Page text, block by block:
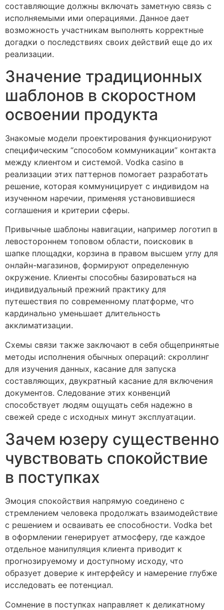
составляющие должны включать заметную связь с
исполняемыми ими операциями. Данное дает
возможность участникам выполнять корректные
догадки о последствиях своих действий еще до их
реализации.
Значение традиционных
шаблонов в скоростном
освоении продукта
Знакомые модели проектирования функционируют
специфическим “способом коммуникации” контакта
между клиентом и системой. Vodka casino в
реализации этих паттернов помогает разработать
решение, которая коммуницирует с индивидом на
изученном наречии, применяя установившиеся
соглашения и критерии сферы.
Привычные шаблоны навигации, например логотип в
левостороннем топовом области, поисковик в
шапке площадки, корзина в правом высшем углу для
онлайн-магазинов, формируют определенную
окружение. Клиенты способны базироваться на
индивидуальный прежний практику для
путешествия по современному платформе, что
кардинально уменьшает длительность
акклиматизации.
Схемы связи также заключают в себя общепринятые
методы исполнения обычных операций: скроллинг
для изучения данных, касание для запуска
составляющих, двукратный касание для включения
документов. Следование этих конвенций
способствует людям ощущать себя надежно в
свежей среде с исходных минут эксплуатации.
Зачем юзеру существенно
чувствовать спокойствие
в поступках
Эмоция спокойствия напрямую соединено с
стремлением человека продолжать взаимодействие
с решением и осваивать ее способности. Vodka bet
в оформлении генерирует атмосферу, где каждое
отдельное манипуляция клиента приводит к
прогнозируемому и доступному исходу, что
образует доверие к интерфейсу и намерение глубже
исследовать ее потенциал.
Сомнение в поступках направляет к деликатному